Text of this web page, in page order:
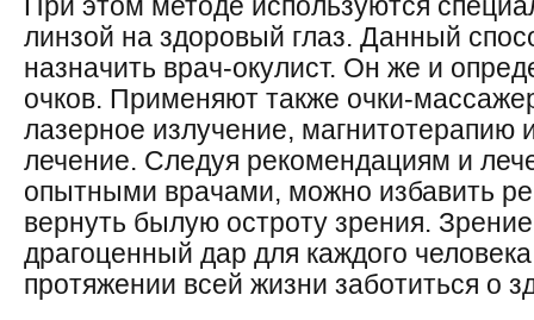
линзой на здоровый глаз. Данный
назначить врач-окулист. Он же и
очков. Применяют также очки-
лазерное излучение, магнитотерапию
лечение. Следуя рекомендациям и
опытными врачами, можно избавить
вернуть былую остроту зрения.
драгоценный дар для каждого
протяжении всей жизни заботиться о